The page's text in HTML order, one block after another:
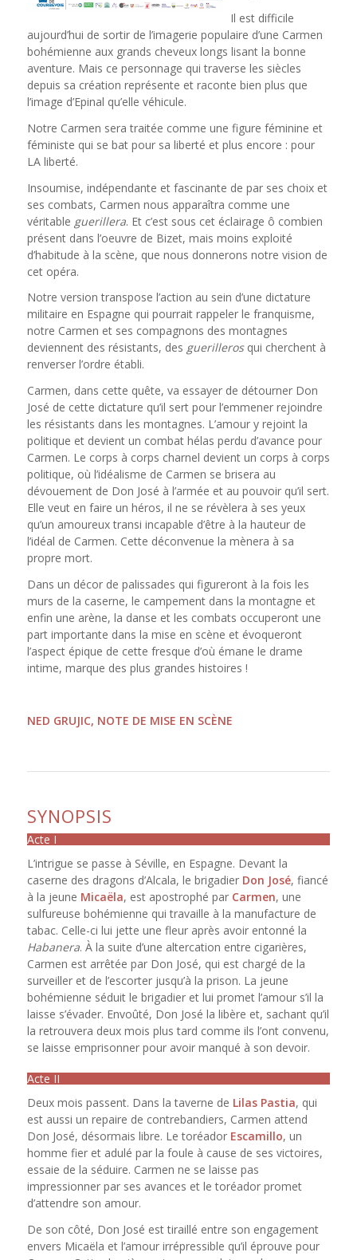
Il est difficile
aujourd’hui de sortir de l’imagerie populaire d’une Carmen
bohémienne aux grands cheveux longs lisant la bonne
aventure. Mais ce personnage qui traverse les siècles
depuis sa création représente et raconte bien plus que
l’image d’Epinal qu’elle véhicule.
Notre Carmen sera traitée comme une figure féminine et
féministe qui se bat pour sa liberté et plus encore : pour
LA liberté.
Insoumise, indépendante et fascinante de par ses choix et
ses combats, Carmen nous apparaîtra comme une
véritable guerillera. Et c’est sous cet éclairage ô combien
présent dans l’oeuvre de Bizet, mais moins exploité
d’habitude à la scène, que nous donnerons notre vision de
cet opéra.
Notre version transpose l’action au sein d’une dictature
militaire en Espagne qui pourrait rappeler le franquisme,
notre Carmen et ses compagnons des montagnes
deviennent des résistants, des guerillerosqui cherchent à
renverser l’ordre établi.
Carmen, dans cette quête, va essayer de détourner Don
José de cette dictature qu’il sert pour l’emmener rejoindre
les résistants dans les montagnes. L’amour y rejoint la
politique et devient un combat hélas perdu d’avance pour
Carmen. Le corps à corps charnel devient un corps à corps
politique, où l’idéalisme de Carmen se brisera au
dévouement de Don José à l’armée et au pouvoir qu’il sert.
Elle veut en faire un héros, il ne se révèlera à ses yeux
qu’un amoureux transi incapable d’être à la hauteur de
l’idéal de Carmen. Cette déconvenue la mènera à sa
propre mort.
Dans un décor de palissades qui figureront à la fois les
murs de la caserne, le campement dans la montagne et
enfin une arène, la danse et les combats occuperont une
part importante dans la mise en scène et évoqueront
l’aspect épique de cette fresque d’où émane le drame
intime, marque des plus grandes histoires !
NED GRUJIC, NOTE DE MISE EN SCÈNE
SYNOPSIS
Acte I
L’intrigue se passe à Séville, en Espagne. Devant la
caserne des dragons d’Alcala, le brigadier Don José, fiancé
à la jeune Micaëla, est apostrophé par Carmen, une
sulfureuse bohémienne qui travaille à la manufacture de
tabac. Celle-ci lui jette une fleur après avoir entonné la
Habanera. À la suite d’une altercation entre cigarières,
Carmen est arrêtée par Don José, qui est chargé de la
surveiller et de l’escorter jusqu’à la prison. La jeune
bohémienne séduit le brigadier et lui promet l’amour s’il la
laisse s’évader. Envoûté, Don José la libère et, sachant qu’il
la retrouvera deux mois plus tard comme ils l’ont convenu,
se laisse emprisonner pour avoir manqué à son devoir.
Acte II
Deux mois passent. Dans la taverne de Lilas Pastia, qui
est aussi un repaire de contrebandiers, Carmen attend
Don José, désormais libre. Le toréador Escamillo, un
homme fier et adulé par la foule à cause de ses victoires,
essaie de la séduire. Carmen ne se laisse pas
impressionner par ses avances et le toréador promet
d’attendre son amour.
De son côté, Don José est tiraillé entre son engagement
envers Micaëla et l’amour irrépressible qu’il éprouve pour